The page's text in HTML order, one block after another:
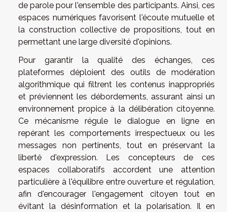
de parole pour l'ensemble des participants. Ainsi, ces
espaces numériques favorisent l'écoute mutuelle et
la construction collective de propositions, tout en
permettant une large diversité d'opinions.
Pour garantir la qualité des échanges, ces
plateformes déploient des outils de modération
algorithmique qui filtrent les contenus inappropriés
et préviennent les débordements, assurant ainsi un
environnement propice à la délibération citoyenne.
Ce mécanisme régule le dialogue en ligne en
repérant les comportements irrespectueux ou les
messages non pertinents, tout en préservant la
liberté d'expression. Les concepteurs de ces
espaces collaboratifs accordent une attention
particulière à l'équilibre entre ouverture et régulation,
afin d'encourager l'engagement citoyen tout en
évitant la désinformation et la polarisation. Il en